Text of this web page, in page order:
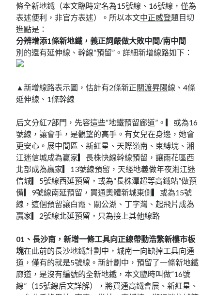
條全新地鐵（本文臨時定名為15號線、16號線，僅為
表述便利，非官方表述）。所以本文中正威登題目切
進點是：
分辨增添1條新地鐵，義正詞嚴做大敗中間/南中間
別的還有延伸線、幹線“預留”。詳細新增線路如下：
▲新增線路表示圖，估計有2條新正關渡昇陽線、4條
延伸線、1條幹線
后文分紅7部門，先容這些“地鐵預留廊道”。▎或為16
號線，讓會手，是觀望的高手。有女兒在身邊，她會
更安心。展中間區、新紅星、天際嶺南、束縛垸、湘
江迷信城成為贏家▎長株快線幹線預留，讓雨花區西
北部成為贏家▎13號線預留，天經地義做年夜湘江迷
信城▎5號線西延預留，或為“長株潭超等高鐵站”做預
備▎9號線南延預留，買通奧體新城東側▎或為15號
線，這個預留讓白霞、關公湖、丁字灣、起飛片成為
贏家▎2號線北延預留，只為接上其他線路
01、長沙南，新增一條工具向正線帶動浩繁新樓市板
塊在此前的長沙地鐵計劃中，城南一向缺掉工具向通
道，僅有的就是5號線。新計劃中，預留了一條新地鐵
廊道，是沒有編號的全新地鐵，本文臨時叫做“16號
線”（15號線后文詳解），將買通高鐵會展、新紅星、